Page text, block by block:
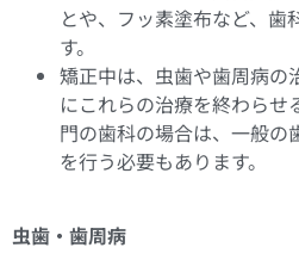
とや、フッ素塗布など、
す。
矯正中は、虫歯や歯周病の
にこれらの治療を終わらせ
門の歯科の場合は、一般
を行う必要もあります。
虫歯・歯周病